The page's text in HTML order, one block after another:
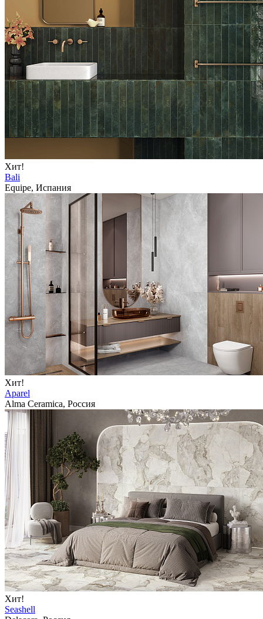
Хит!
Bali
Equipe, Испания
Хит!
Aparel
Alma Ceramica, Россия
Хит!
Seashell